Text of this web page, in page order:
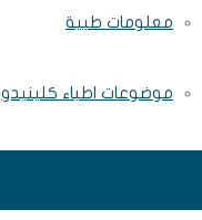
معلومات طبية
موضوعات اطباء كلينيدو